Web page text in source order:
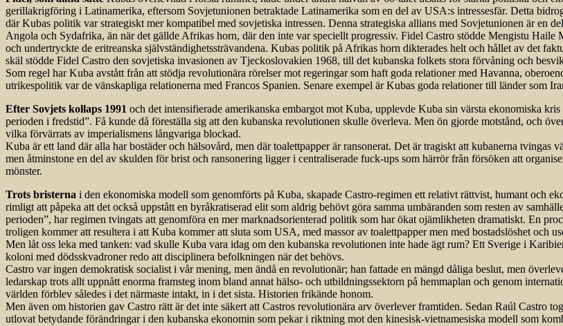
gerillakrigföring i Latin­amerika, eftersom Sovjetunionen betraktade Latinamerika som en del av USA:s intressesfär. Detta
där Kubas politik var strategiskt mer kompatibel med sovjetiska intressen. Denna strategiska allians med Sovjet­unionen är
Angola och Sydafrika, än när det gällde Afrikas horn, där den inte var speciellt progressiv. Fidel Castro stödde Mengistu
och undertryckte de eritreanska självständighetssträvandena. Kubas politik på Afrikas horn dikterades helt och hållet av det
skäl stödde Fidel Castro den sovjetiska invasionen av Tjeckoslovakien 1968, till det kubanska folkets stora förvåning och
Som regel har Kuba avstått från att stödja revolutionära rörelser mot regeringar som haft goda relationer med Havanna,
utrikespolitik var de vänskapliga relationerna med Francos Spanien. Senare exempel är Kubas goda relationer till länder som
Efter Sovjets kollaps 1991 och det intensifierade amerikanska embargot mot Kuba, upplevde Kuba sin värsta ekonomiska
perioden i fredstid”. Få kunde då föreställa sig att den kubanska revolutionen skulle överleva. Men ön gjorde motstånd, och
vilka förvärrats av imperialismens långvariga blockad.
Kuba är ett land där alla har bostäder och hälsovård, men där toalettpapper är ransonerat. Det är tragiskt att kubanerna
men åtminstone en del av skulden för brist och ransonering ligger i centraliserade fuck-ups som härrör från försöken att
mönster.
Trots bristerna i den ekonomiska modell som genomförts på Kuba, skapade Castro-regimen ett relativt rättvist, humant och
rimligt att påpeka att det också uppstått en byråkratiserad elit som aldrig behövt göra samma umbäranden som resten av
perioden”, har regimen tvingats att genomföra en mer marknadsorienterad politik som har ökat ojämlikheten dramatiskt. En
troligen kommer att resultera i att Kuba kommer att sluta som USA, med massor av toalettpapper men med bostadslöshet och
Men låt oss leka med tanken: vad skulle Kuba vara idag om den kubanska revolutionen inte hade ägt rum? Ett Sverige i
koloni med dödsskvadroner redo att disciplinera befolkningen när det behövs.
Castro var ingen demokratisk socialist i vår mening, men ändå en revolutionär; han fattade en mängd dåliga beslut, men
ledarskap trots allt uppnått enorma framsteg inom bland annat hälso- och utbildningssektorn på hemmaplan och genom
världen förblev således i det närmaste intakt, in i det sista. Historien frikände honom.
Men även om historien gav Castro rätt är det inte säkert att Castros revolutionära arv överlever framtiden. Sedan Raúl Castro
utlovat betydande förändringar i den kubanska ekonomin som pekar i riktning mot den kinesisk-vietnamesiska modell som